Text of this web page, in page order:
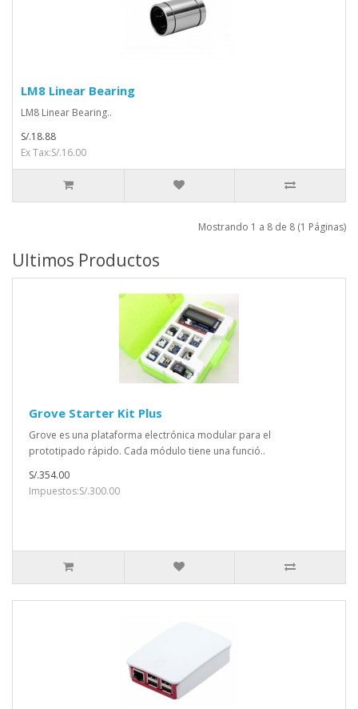
LM8 Linear Bearing
LM8 Linear Bearing..
S/.18.88
Ex Tax:S/.16.00
Mostrando 1 a 8 de 8 (1 Páginas)
Ultimos Productos
Grove Starter Kit Plus
Grove es una plataforma electrónica modular para el
prototipado rápido. Cada módulo tiene una funció..
S/.354.00
Impuestos:S/.300.00